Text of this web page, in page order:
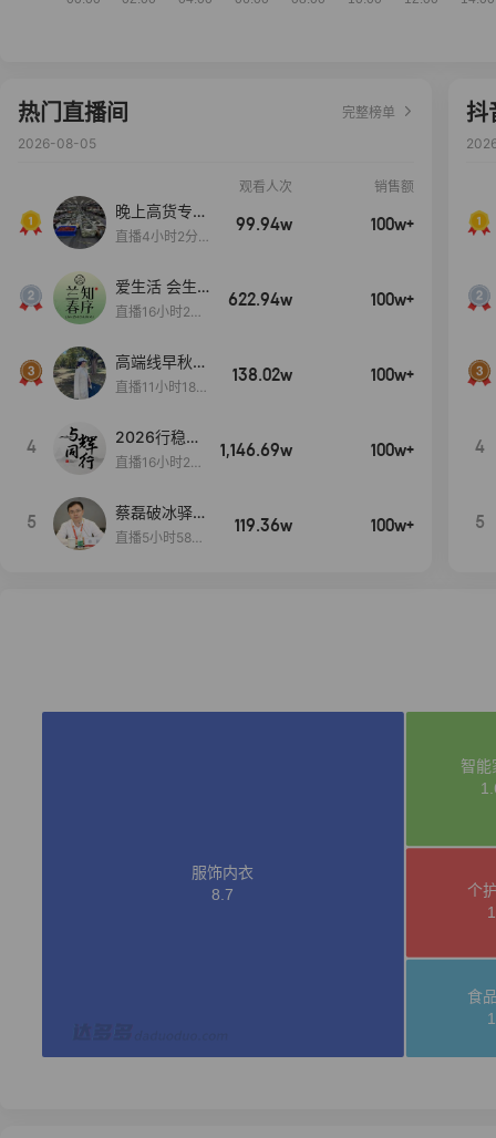
热门直播间
完整榜单
2026-08-05
观看人次 销售额
晚上高货专场
大放漏
直播4小时2分5
99.94w 100w+
爱生活 会生
活
直播16小时24
622.94w 100w+
高端线早秋现
货首发
直播11小时18分
138.02w 100w+
4
2026行稳致
远
直播16小时20
1,146.69w 100w+
5
蔡磊破冰驿站
直播间好物分
直播5小时58分
119.36w 100w+
抖
4
5